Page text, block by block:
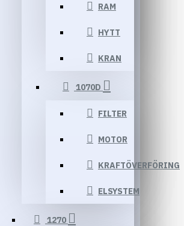
RAM
HYTT
KRAN
1070D
FILTER
MOTOR
KRAFTÖVERFÖRING
ELSYSTEM
1270